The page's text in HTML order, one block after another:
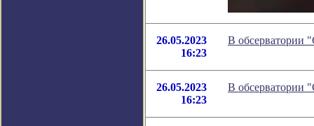
26.05.2023
16:23
В обсерватории
26.05.2023
16:23
В обсерватории